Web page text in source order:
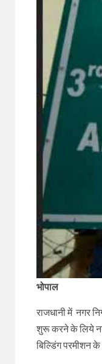
भोपाल
राजधानी में नगर
शुरू करने के लिये
बिल्डिंग परमीशन